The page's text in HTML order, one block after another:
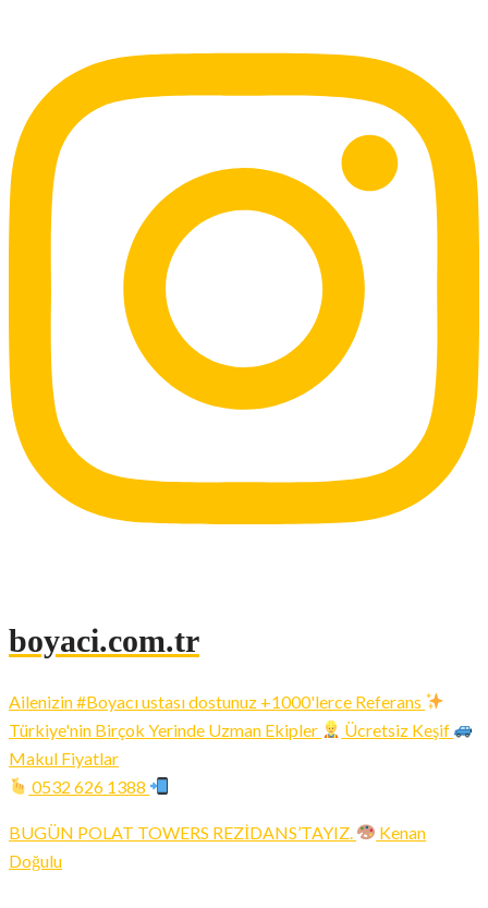
boyaci.com.tr
Ailenizin #Boyacı ustası dostunuz +1000'lerce Referans
Türkiye'nin Birçok Yerinde Uzman Ekipler
Ücretsiz Keşif
Makul Fiyatlar
0532 626 1388
BUGÜN POLAT TOWERS REZİDANS’TAYIZ.
Kenan
Doğulu